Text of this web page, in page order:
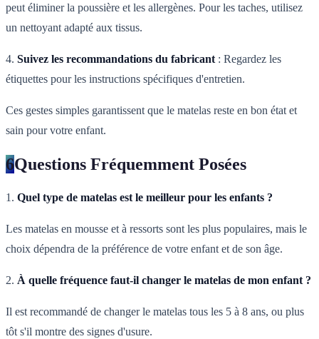
peut éliminer la poussière et les allergènes. Pour les taches, utilisez
un nettoyant adapté aux tissus.
4. Suivez les recommandations du fabricant : Regardez les
étiquettes pour les instructions spécifiques d'entretien.
Ces gestes simples garantissent que le matelas reste en bon état et
sain pour votre enfant.
6Questions Fréquemment Posées
1. Quel type de matelas est le meilleur pour les enfants ?
Les matelas en mousse et à ressorts sont les plus populaires, mais le
choix dépendra de la préférence de votre enfant et de son âge.
2. À quelle fréquence faut-il changer le matelas de mon enfant ?
Il est recommandé de changer le matelas tous les 5 à 8 ans, ou plus
tôt s'il montre des signes d'usure.